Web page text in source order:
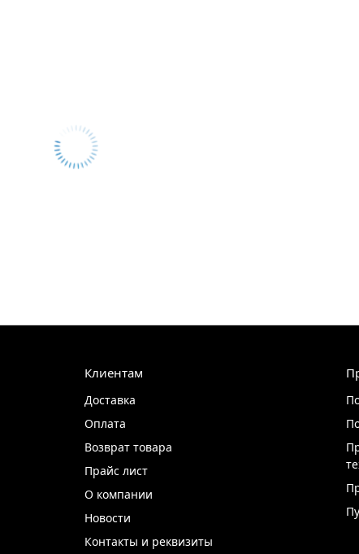
Клиентам
Доставка
Оплата
Возврат товара
Прайс лист
О компании
Новости
Контакты и реквизиты